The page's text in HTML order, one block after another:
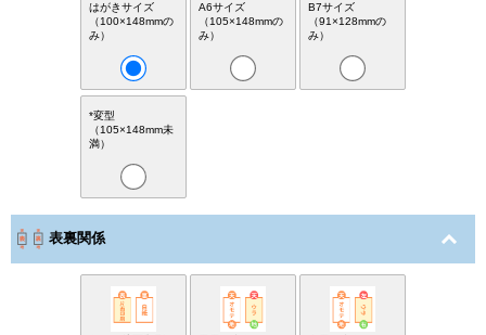
はがきサイズ
（100×148mmの
み）
A6サイズ
（105×148mmの
み）
B7サイズ
（91×128mmの
み）
*変型
（105×148mm未
満）
表裏関係